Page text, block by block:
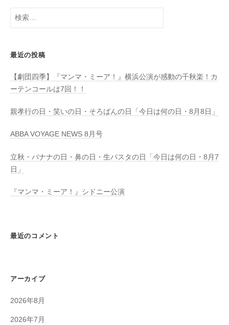
検
最近の投稿
【劇団四季】『マンマ・ミーア！』横浜公演が感動の千秋楽！カ
ーテンコールは7回！！
親孝行の日・笑いの日・そろばんの日「今日は何の日・8月8日」
ABBA VOYAGE NEWS 8月号
立秋・バナナの日・鼻の日・生パスタの日「今日は何の日・8月7
日」
『マンマ・ミーア！』シドニー公演
最近のコメント
アーカイブ
2026年8月
2026年7月